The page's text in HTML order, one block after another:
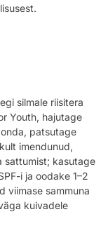
silmale riisitera
Youth, hajutage
patsutage
imendunud,
sattumist; kasutage
i ja oodake 1–2
viimase sammuna
kuivadele